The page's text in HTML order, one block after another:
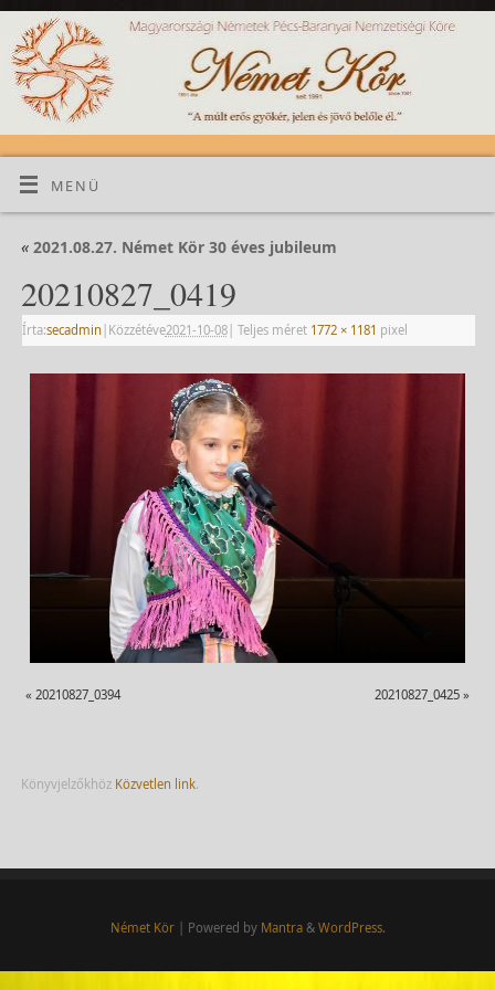
MENÜ
«2021.08.27. Német Kör 30 éves jubileum
20210827_0419
Írta:secadmin | Közzétéve2021-10-08| Teljes méret 1772 × 1181 pixel
« 20210827_0394 20210827_0425 »
Könyvjelzőkhöz Közvetlen link.
Német Kör| Powered by Mantra& WordPress.